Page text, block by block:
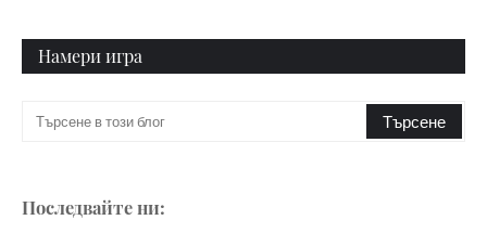
Намери игра
Последвайте ни: